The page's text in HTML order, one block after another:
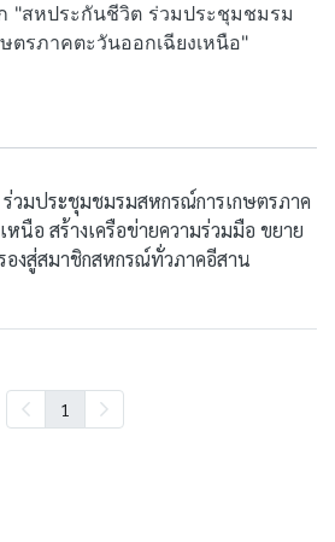
"สหประกันชีวิต ร่วมประชุมชมรม
ตรภาคตะวันออกเฉียงเหนือ"
วมประชุมชมรมสหกรณ์การเกษตรภาค
หนือ สร้างเครือข่ายความร่วมมือ ขยาย
องสู่สมาชิกสหกรณ์ทั่วภาคอีสาน
1